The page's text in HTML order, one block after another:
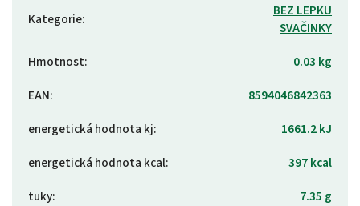
Kategorie:
BEZ LEPKU
SVAČINKY
Hmotnost:
0.03 kg
EAN:
8594046842363
energetická hodnota kj:
1661.2 kJ
energetická hodnota kcal:
397 kcal
tuky:
7.35 g